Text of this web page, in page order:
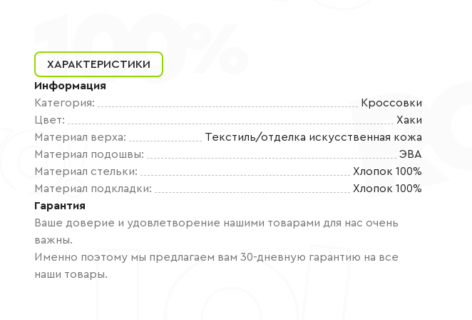
ХАРАКТЕРИСТИКИ
Информация
Категория:
Кроссовки
Цвет:
Хаки
Материал верха:
Текстиль/отделка искусственная кожа
Материал подошвы:
ЭВА
Материал стельки:
Хлопок 100%
Материал подкладки:
Хлопок 100%
Гарантия
Ваше доверие и удовлетворение нашими товарами для нас очень
важны.
Именно поэтому мы предлагаем вам 30-дневную гарантию на все
наши товары.